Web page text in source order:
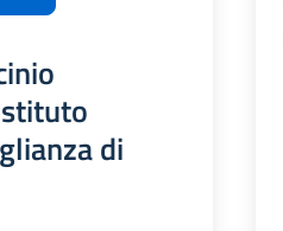
di